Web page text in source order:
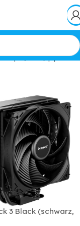
Επεξεργαστών
3 Black (schwarz,